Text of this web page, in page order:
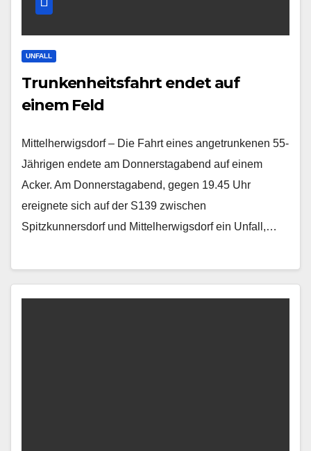
UNFALL
Trunkenheitsfahrt endet auf
einem Feld
Mittelherwigsdorf – Die Fahrt eines angetrunkenen 55-
Jährigen endete am Donnerstagabend auf einem
Acker. Am Donnerstagabend, gegen 19.45 Uhr
ereignete sich auf der S139 zwischen
Spitzkunnersdorf und Mittelherwigsdorf ein Unfall,…